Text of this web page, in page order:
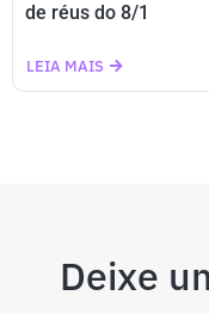
de réus do 8/1
LEIA MAIS
Deixe